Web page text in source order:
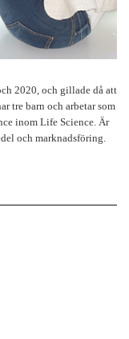
2020, och gillade då att
tre barn och arbetar som
inom Life Science. Är
och marknadsföring.